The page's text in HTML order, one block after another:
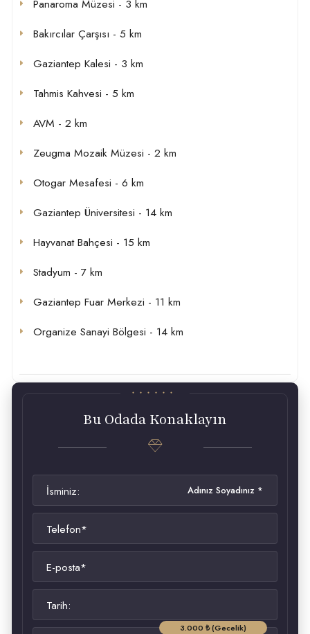
Panaroma Müzesi - 3 km
Bakırcılar Çarşısı - 5 km
Gaziantep Kalesi - 3 km
Tahmis Kahvesi - 5 km
AVM - 2 km
Zeugma Mozaik Müzesi - 2 km
Otogar Mesafesi - 6 km
Gaziantep Üniversitesi - 14 km
Hayvanat Bahçesi - 15 km
Stadyum - 7 km
Gaziantep Fuar Merkezi - 11 km
Organize Sanayi Bölgesi - 14 km
Bu Odada Konaklayın
İsminiz:
Telefon*
E-posta*
Tarih:
3.000 ₺ (Gecelik)